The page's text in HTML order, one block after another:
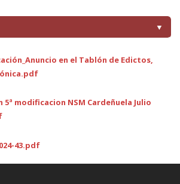
▼
en el Tablón de Edictos,
modificacion NSM Cardeñuela Julio
43.pdf